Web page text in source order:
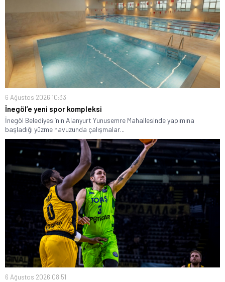
6 Ağustos 2026 10:33
İnegöl’e yeni spor kompleksi
İnegöl Belediyesi’nin Alanyurt Yunusemre Mahallesinde yapımına
başladığı yüzme havuzunda çalışmalar...
6 Ağustos 2026 08:51